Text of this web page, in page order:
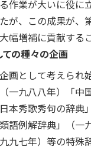
作業が大いに役に
が、この成果が、
幅増補に貢献する
ての種々の企画
画として考えられ
一九八八年）「中
本秀歌秀句の辞典
語例解辞典」（一
九七年）等の特殊